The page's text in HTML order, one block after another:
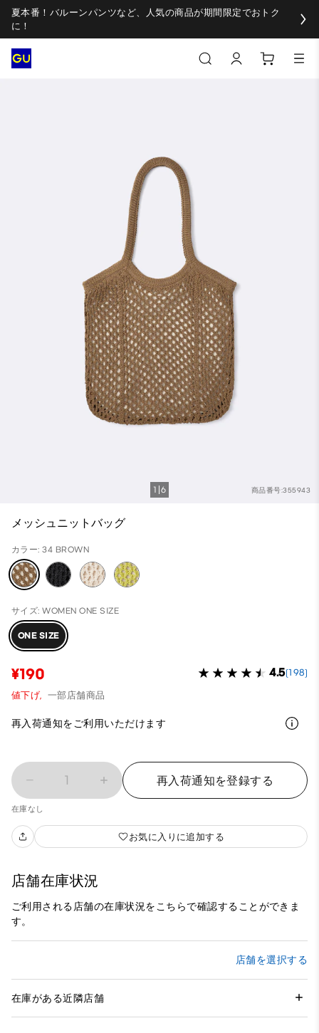
夏本番！バルーンパンツなど、人気の商品が期間限定でおトク
に！
商品番号:355943
1 6
メッシュニットバッグ
カラー: 34 BROWN
サイズ: WOMEN ONE SIZE
ONE SIZE
¥190 4.5(198)
値下げ, 一部店舗商品
再入荷通知をご利用いただけます
1 再入荷通知を登録する
在庫なし
お気に入りに追加する
店舗在庫状況
ご利用される店舗の在庫状況をこちらで確認することができま
す。
店舗を選択する
在庫がある近隣店舗